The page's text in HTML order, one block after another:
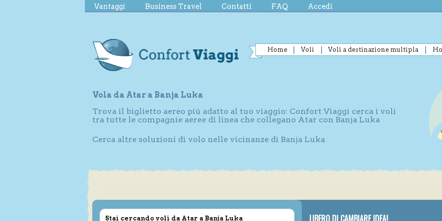
Vantaggi Business Travel Contatti FAQ Accedi
Home Voli Voli a destinazione multipla
Vola da Atar a Banja Luka
Trova il biglietto aereo più adatto al tuo viaggio: Confort Viaggi cerca i voli
tra tutte le compagnie aeree di linea che collegano Atar con Banja Luka
Cerca altre soluzioni di volo nelle vicinanze di Banja Luka
Stai cercando voli da Atar a Banja Luka LIBERO DI CAMBIARE IDEA!